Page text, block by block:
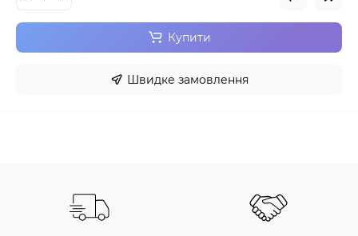
Купити
Швидке замовлення